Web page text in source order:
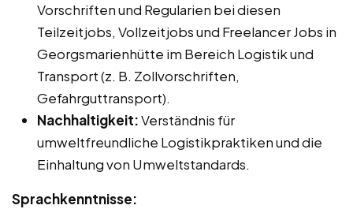
Vorschriften und Regularien bei diesen
Teilzeitjobs, Vollzeitjobs und Freelancer Jobs in
Georgsmarienhütte im Bereich Logistik und
Transport (z. B. Zollvorschriften,
Gefahrguttransport).
Nachhaltigkeit:Verständnis für
umweltfreundliche Logistikpraktiken und die
Einhaltung von Umweltstandards.
Sprachkenntnisse: